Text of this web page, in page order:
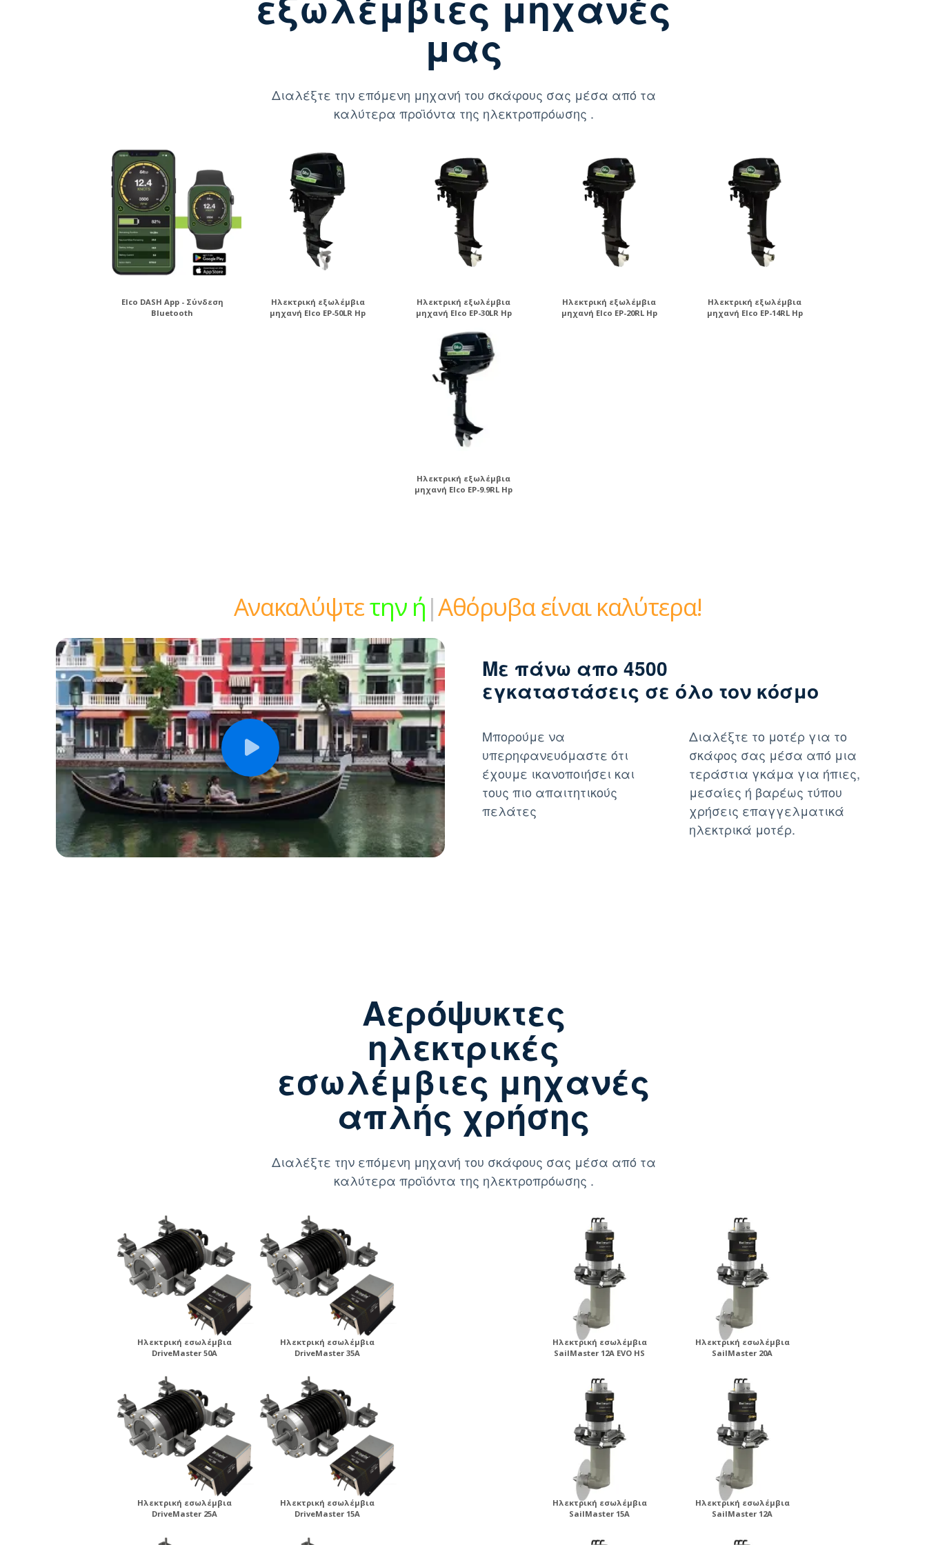
μας
Διαλέξτε την επόμενη μηχανή του σκάφους σας μέσα από τα
καλύτερα προϊόντα της ηλεκτροπρόωσης .
Elco DASH App - Σύνδεση
Bluetooth
Ηλεκτρική εξωλέμβια
μηχανή Elco EP-50LR Hp
Ηλεκτρική εξωλέμβια
μηχανή Elco EP-30LR Hp
Ηλεκτρική εξωλέμβια
μηχανή Elco EP-20RL Hp
Ηλεκτρική εξωλέμβια
μηχανή Elco EP-14RL Hp
Ηλεκτρική εξωλέμβια
μηχανή Elco EP-9.9RL Hp
Ανακαλύψτετην ήρεμη δύναμη|Αθόρυβα είναι καλύτερα!
Με πάνω απο 4500
εγκαταστάσεις σε όλο τον κόσμο
Μπορούμε να
υπερηφανευόμαστε ότι
έχουμε ικανοποιήσει και
τους πιο απαιτητικούς
πελάτες
Διαλέξτε το μοτέρ για το
σκάφος σας μέσα από μια
τεράστια γκάμα για ήπιες,
μεσαίες ή βαρέως τύπου
χρήσεις επαγγελματικά
ηλεκτρικά μοτέρ.
Αερόψυκτες
ηλεκτρικές
εσωλέμβιες μηχανές
απλής χρήσης
Διαλέξτε την επόμενη μηχανή του σκάφους σας μέσα από τα
καλύτερα προϊόντα της ηλεκτροπρόωσης .
Ηλεκτρική εσωλέμβια
DriveMaster 50A
Ηλεκτρική εσωλέμβια
DriveMaster 35A
Ηλεκτρική εσωλέμβια
DriveMaster 25A
Ηλεκτρική εσωλέμβια
DriveMaster 15A
Ηλεκτρική εσωλέμβια
SailMaster 12A EVO HS
Ηλεκτρική εσωλέμβια
SailMaster 20A
Ηλεκτρική εσωλέμβια
SailMaster 15A
Ηλεκτρική εσωλέμβια
SailMaster 12A